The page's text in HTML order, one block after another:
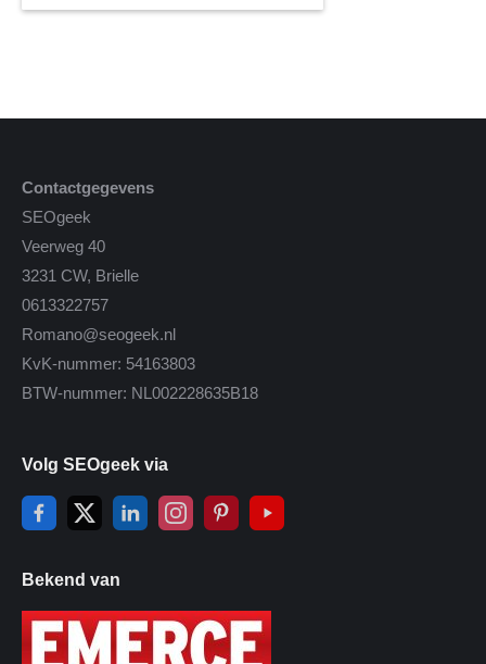
Contactgegevens
SEOgeek
Veerweg 40
3231 CW, Brielle
0613322757
Romano@seogeek.nl
KvK-nummer: 54163803
BTW-nummer: NL002228635B18
Volg SEOgeek via
Bekend van